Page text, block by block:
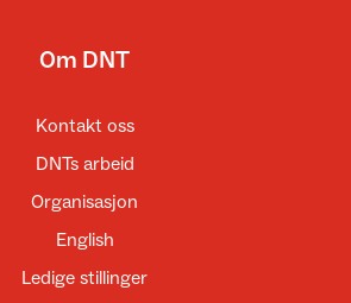
Om DNT
Kontakt oss
DNTs arbeid
Organisasjon
English
Ledige stillinger